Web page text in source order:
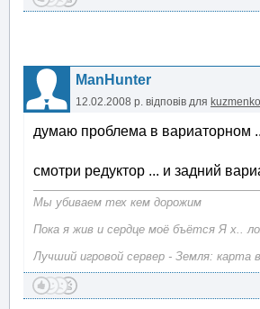
ManHunter
12.02.2008 р. відповів для
думаю проблема в вариаторном
смотри редуктор ... и задний
Мы убиваем тех кем дорожим
Пока я жив и сердце моё бъётся Я х..
Лучший игровой сервер - Земля: карта